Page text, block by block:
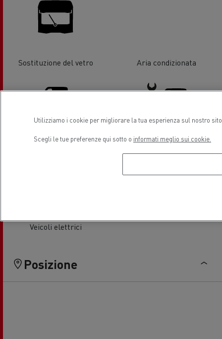
Sostituzione del vetro Aria condizionata
Distribuzione Veicoli
Assistenza e Riparazione Veicoli
Veicoli elettrici
Posizione
Utilizziamo i cookie per migliorare la tua esperienza sul nostro
Scegli le tue preferenze qui sotto o informati meglio sui cookie.